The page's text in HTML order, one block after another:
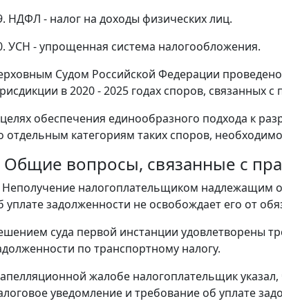
НДФЛ - налог на доходы физических лиц.
УСН - упрощенная система налогообложения.
Судом Российской Федерации
в 2020 - 2025 годах споров, связанных
обеспечения единообразного подхода к
отдельным категориям таких споров,
Общие вопросы, связанные с
Неполучение налогоплательщиком надлежащим
уплате задолженности не освобождает его от
суда первой инстанции удовлетворены
по транспортному налогу.
жалобе налогоплательщик
уведомление и требование об уплате